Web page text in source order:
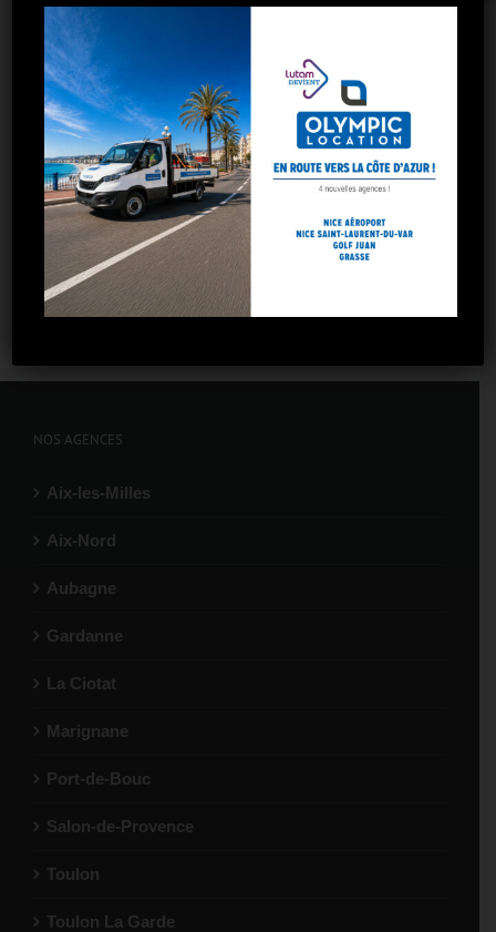
NOS AGENCES
Aix-les-Milles
Aix-Nord
Aubagne
Gardanne
La Ciotat
Marignane
Port-de-Bouc
Salon-de-Provence
Toulon
Toulon La Garde